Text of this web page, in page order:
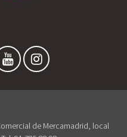
de Mercamadrid, local